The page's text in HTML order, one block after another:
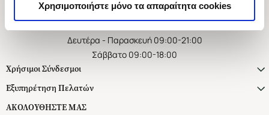
Χρησιμοποιήστε μόνο τα απαραίτητα cookies
Δευτέρα - Παρασκευή 09:00-21:00
Σάββατο 09:00-18:00
Χρήσιμοι Σύνδεσμοι
Εξυπηρέτηση Πελατών
ΑΚΟΛΟΥΘΗΣΤΕ ΜΑΣ